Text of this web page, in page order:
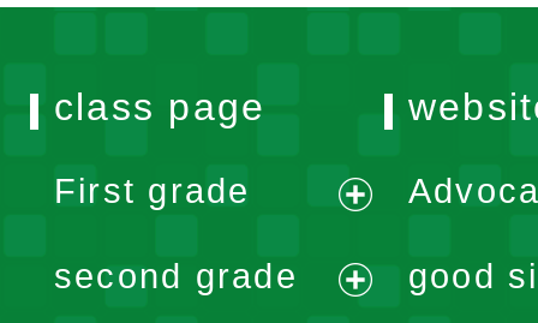
class page
First grade
menu
second grade
good